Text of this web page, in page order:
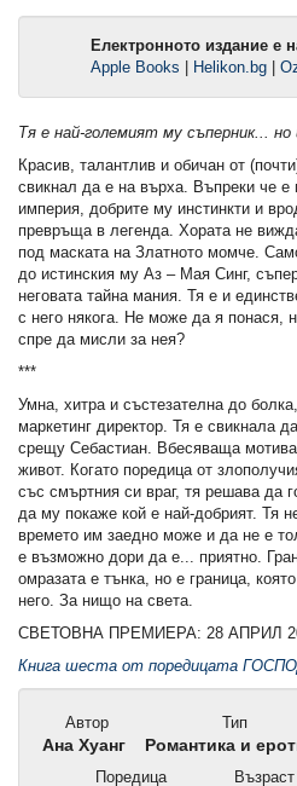
Електронното издание е
Apple Books
Helikon.bg
Тя е най-големият му съперник...
Красив, талантлив и обичан от
свикнал да е на върха. Въпреки че е
империя, добрите му инстинкти и
превръща в легенда. Хората не
под маската на Златното момче.
до истинския му Аз – Мая Синг,
неговата тайна мания. Тя е и
с него някога. Не може да я понася,
спре да мисли за нея?
***
Умна, хитра и състезателна до
маркетинг директор. Тя е свикнала
срещу Себастиан. Вбесяваща
живот. Когато поредица от
със смъртния си враг, тя решава да
да му покаже кой е най-добрият. Тя
времето им заедно може и да не е
е възможно дори да е... приятно.
омразата е тънка, но е граница,
него. За нищо на света.
СВЕТОВНА ПРЕМИЕРА: 28 АПРИЛ
Книга шеста от поредицата
Автор
Ана Хуанг
Тип
Романтика и
Поредица
Възраст